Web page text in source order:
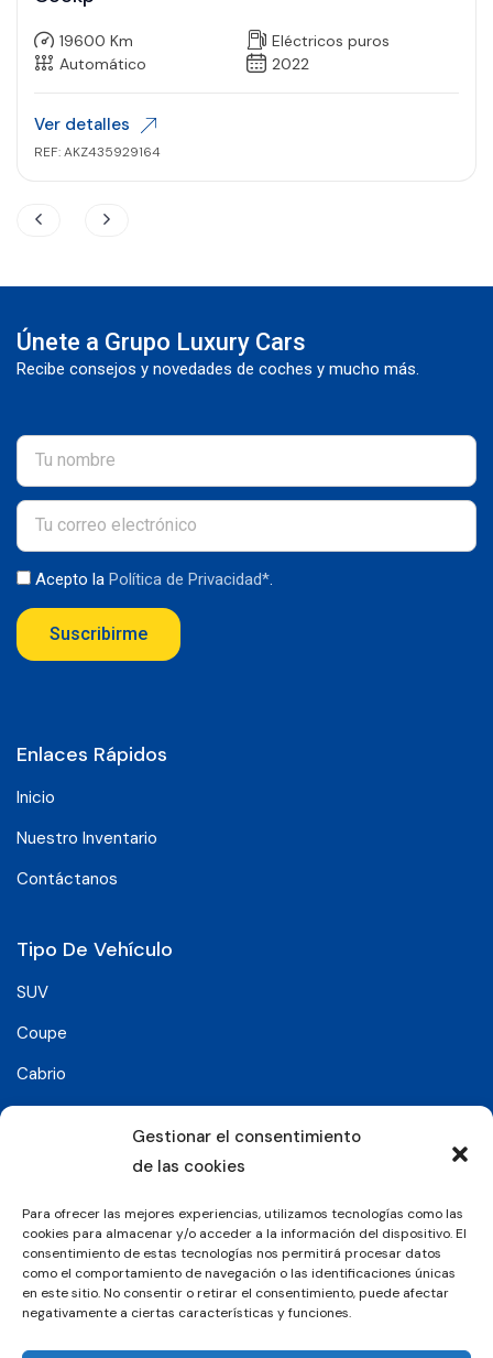
Gestionar el consentimiento
de las cookies
Para ofrecer las mejores experiencias, utilizamos tecnologías como las
cookies para almacenar y/o acceder a la información del dispositivo. El
consentimiento de estas tecnologías nos permitirá procesar datos
como el comportamiento de navegación o las identificaciones únicas
en este sitio. No consentir o retirar el consentimiento, puede afectar
negativamente a ciertas características y funciones.
19600 Km
Eléctricos puros
Automático
2022
Ver detalles
REF: AKZ435929164
Únete a Grupo Luxury Cars
Recibe consejos y novedades de coches y mucho más.
Acepto la Política de Privacidad*
Suscribirme
Enlaces Rápidos
Inicio
Nuestro Inventario
Contáctanos
Tipo De Vehículo
SUV
Coupe
Cabrio
Síguenos en: